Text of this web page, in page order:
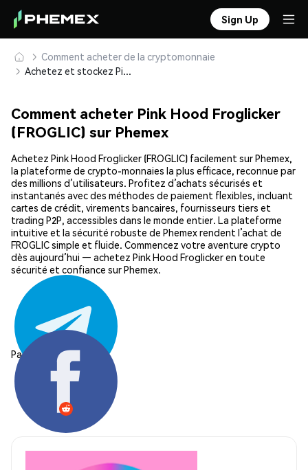
Sign Up
Comment acheter de la cryptomonnaie
Achetez et stockez Pink Hood Froglicker (FROGLIC) en toute sécurité
Comment acheter Pink Hood Froglicker
(FROGLIC) sur Phemex
Achetez Pink Hood Froglicker (FROGLIC) facilement sur Phemex,
la plateforme de crypto-monnaies la plus efficace, reconnue par
des millions d’utilisateurs. Profitez d’achats sécurisés et
instantanés avec des méthodes de paiement flexibles, incluant
cartes de crédit, virements bancaires, fournisseurs tiers et
trading P2P, accessibles dans le monde entier. La plateforme
intuitive et la sécurité robuste de Phemex rendent l’achat de
FROGLIC simple et fluide. Commencez votre aventure crypto
dès aujourd’hui — achetez Pink Hood Froglicker en toute
sécurité et confiance sur Phemex.
Partager: